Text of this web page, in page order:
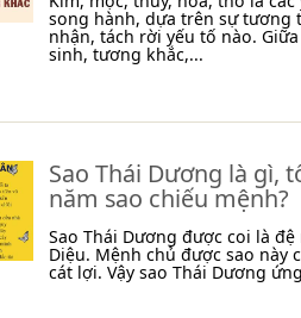
song hành, dựa trên sự tương
nhận, tách rời yếu tố nào.
sinh, tương khắc,...
Sao Thái Dương là gì,
năm sao chiếu mệnh?
Sao Thái Dương được coi là
Diệu. Mệnh chủ được sao này
cát lợi. Vậy sao Thái Dương